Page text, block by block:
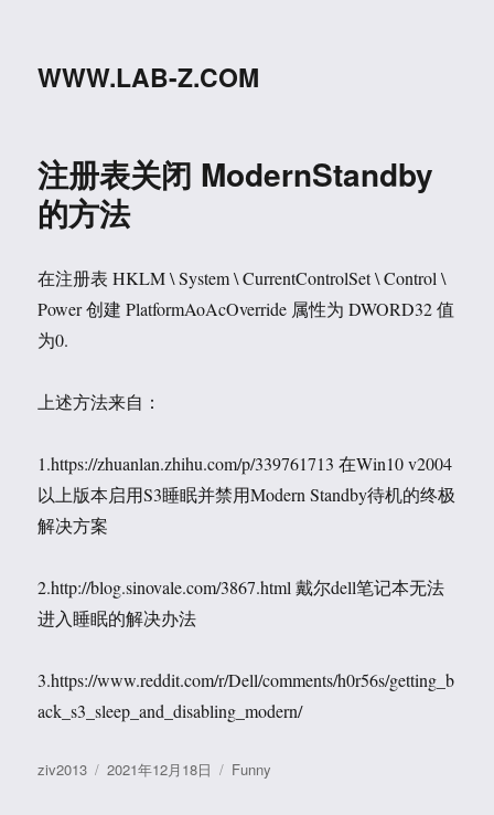
WWW.LAB-Z.COM
注册表关闭 ModernStandby
的方法
在注册表 HKLM \ System \ CurrentControlSet \ Control \
Power 创建 PlatformAoAcOverride 属性为 DWORD32 值
为0.
上述方法来自：
1.https://zhuanlan.zhihu.com/p/339761713 在Win10 v2004
以上版本启用S3睡眠并禁用Modern Standby待机的终极
解决方案
2.http://blog.sinovale.com/3867.html 戴尔dell笔记本无法
进入睡眠的解决办法
3.https://www.reddit.com/r/Dell/comments/h0r56s/getting_b
ack_s3_sleep_and_disabling_modern/
作
ziv2013
发
2021年12月18日
分
Funny